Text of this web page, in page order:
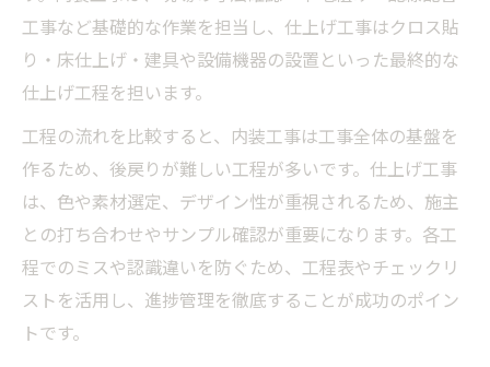
工事など基礎的な作業を担当し、仕上げ工事はクロス貼
り・床仕上げ・建具や設備機器の設置といった最終的な
仕上げ工程を担います。
工程の流れを比較すると、内装工事は工事全体の基盤を
作るため、後戻りが難しい工程が多いです。仕上げ工事
は、色や素材選定、デザイン性が重視されるため、施主
との打ち合わせやサンプル確認が重要になります。各工
程でのミスや認識違いを防ぐため、工程表やチェックリ
ストを活用し、進捗管理を徹底することが成功のポイン
トです。